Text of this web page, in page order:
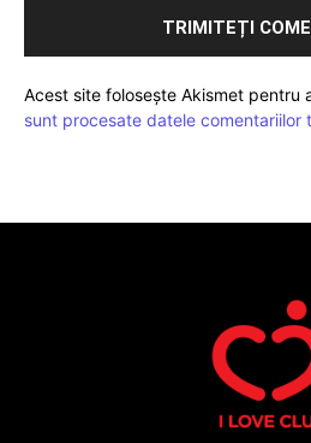
Acest site folosește Akismet pentru
sunt procesate datele comentariilor